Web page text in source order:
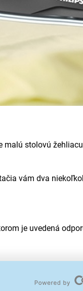
malú stolovú
vám dva
je uvedená